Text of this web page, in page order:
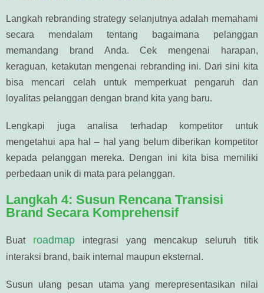
Langkah rebranding strategy selanjutnya adalah memahami
secara mendalam tentang bagaimana pelanggan
memandang brand Anda. Cek mengenai harapan,
keraguan, ketakutan mengenai rebranding ini. Dari sini kita
bisa mencari celah untuk memperkuat pengaruh dan
loyalitas pelanggan dengan brand kita yang baru.
Lengkapi juga analisa terhadap kompetitor untuk
mengetahui apa hal – hal yang belum diberikan kompetitor
kepada pelanggan mereka. Dengan ini kita bisa memiliki
perbedaan unik di mata para pelanggan.
Langkah 4: Susun Rencana Transisi
Brand Secara Komprehensif
Buat roadmapintegrasi yang mencakup seluruh titik
interaksi brand, baik internal maupun eksternal.
Susun ulang pesan utama yang merepresentasikan nilai